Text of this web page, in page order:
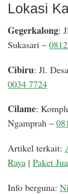
Lokasi
Gegerkalong:
Sukasari –
Cibiru: Jl.
0034 7724
Cilame:
Ngamprah –
Artikel terkait:
Raya | Paket
Info berguna: